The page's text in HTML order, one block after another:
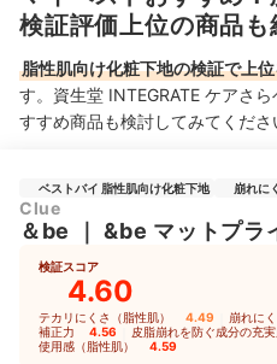
検証評価上位の商品も
脂性肌向け化粧下地の検証で上
す。資生堂 INTEGRATE ケアさ
すすめ商品も検討してみてくださ
ベストバイ 脂性肌向け化粧下地 崩れに
Clue
＆be ｜&be マットプラ
検証スコア
4.60
テカリにくさ（脂性肌） 4.49 崩れに
補正力 4.56 皮脂崩れを防ぐ成分の充実
使用感（脂性肌） 4.59